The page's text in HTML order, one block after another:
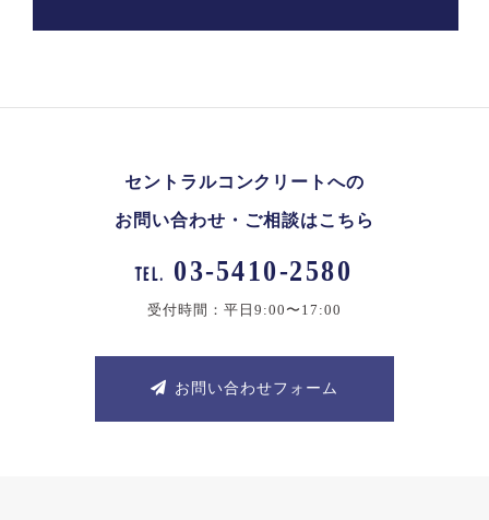
セントラルコンクリートへの
お問い合わせ・ご相談はこちら
TEL. 03-5410-2580
受付時間：平日9:00〜17:00
お問い合わせフォーム